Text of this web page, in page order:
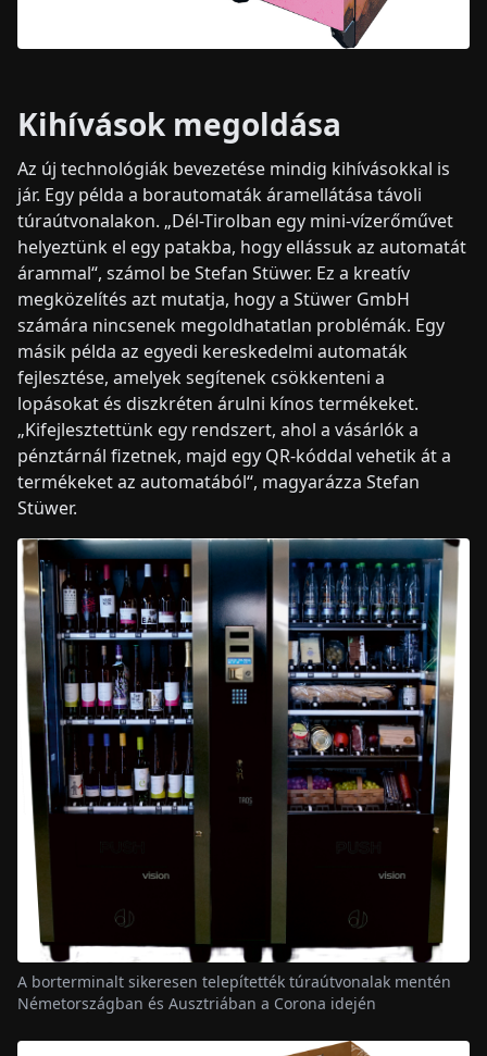
Kihívások megoldása
Az új technológiák bevezetése mindig kihívásokkal is
jár. Egy példa a borautomaták áramellátása távoli
túraútvonalakon. „Dél-Tirolban egy mini-vízerőművet
helyeztünk el egy patakba, hogy ellássuk az automatát
árammal“, számol be Stefan Stüwer. Ez a kreatív
megközelítés azt mutatja, hogy a Stüwer GmbH
számára nincsenek megoldhatatlan problémák. Egy
másik példa az egyedi kereskedelmi automaták
fejlesztése, amelyek segítenek csökkenteni a
lopásokat és diszkréten árulni kínos termékeket.
„Kifejlesztettünk egy rendszert, ahol a vásárlók a
pénztárnál fizetnek, majd egy QR-kóddal vehetik át a
termékeket az automatából“, magyarázza Stefan
Stüwer.
A borterminalt sikeresen telepítették túraútvonalak mentén
Németországban és Ausztriában a Corona idején